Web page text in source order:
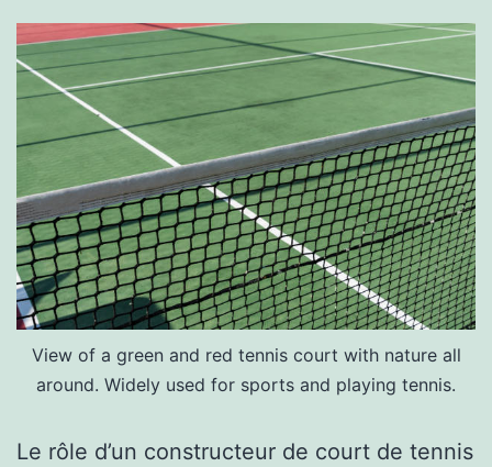
tennis
Nice
View of a green and red tennis court with nature all
around. Widely used for sports and playing tennis.
Le rôle d’un constructeur de court de tennis